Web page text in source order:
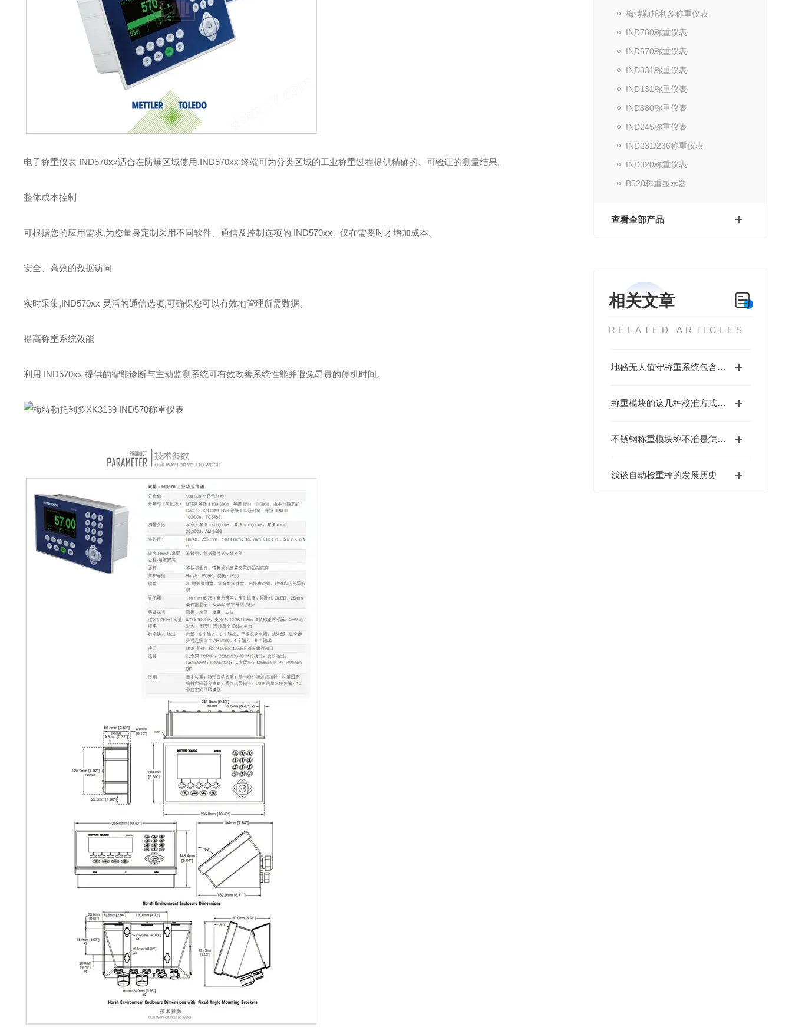
梅特勒托利多称重仪表
IND780称重仪表
IND570称重仪表
IND331称重仪表
IND131称重仪表
IND880称重仪表
IND245称重仪表
IND231/236称重仪表
IND320称重仪表
B520称重显示器
查看全部产品
相关文章
RELATED ARTICLES
地磅无人值守称重系统包含哪些硬件设备？
称重模块的这几种校准方式你都会吗？
不锈钢称重模块称不准是怎么回事?
浅谈自动检重秤的发展历史
电子称重仪表 IND570xx适合在防爆区域使用.IND570xx 终端可为分类区域的工业称重过程提供精确的、可验证的测量结果。
整体成本控制
可根据您的应用需求,为您量身定制采用不同软件、通信及控制选项的 IND570xx - 仅在需要时才增加成本。
安全、高效的数据访问
实时采集,IND570xx 灵活的通信选项,可确保您可以有效地管理所需数据。
提高称重系统效能
利用 IND570xx 提供的智能诊断与主动监测系统可有效改善系统性能并避免昂贵的停机时间。